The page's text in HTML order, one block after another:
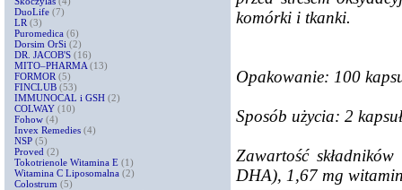
DuoLife (7)
LR (3)
Puromedica (6)
Dorsim OrSi (2)
DR. JACOB'S (16)
MITO–PHARMA (13)
FORMOR (5)
FINCLUB (53)
IMMUNOCAL i GSH (2)
COLWAY (10)
Fohow (4)
Invex Remedies (4)
NSP (5)
Proved (2)
Tokotrienole Witamina E (1)
Witamina C Liposomalna (2)
Colostrum (5)
komórki i tkanki.
Opakowanie: 100
Sposób użycia: 2
Zawartość
DHA), 1,67 mg